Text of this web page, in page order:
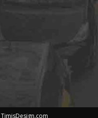
TimisDesign.com